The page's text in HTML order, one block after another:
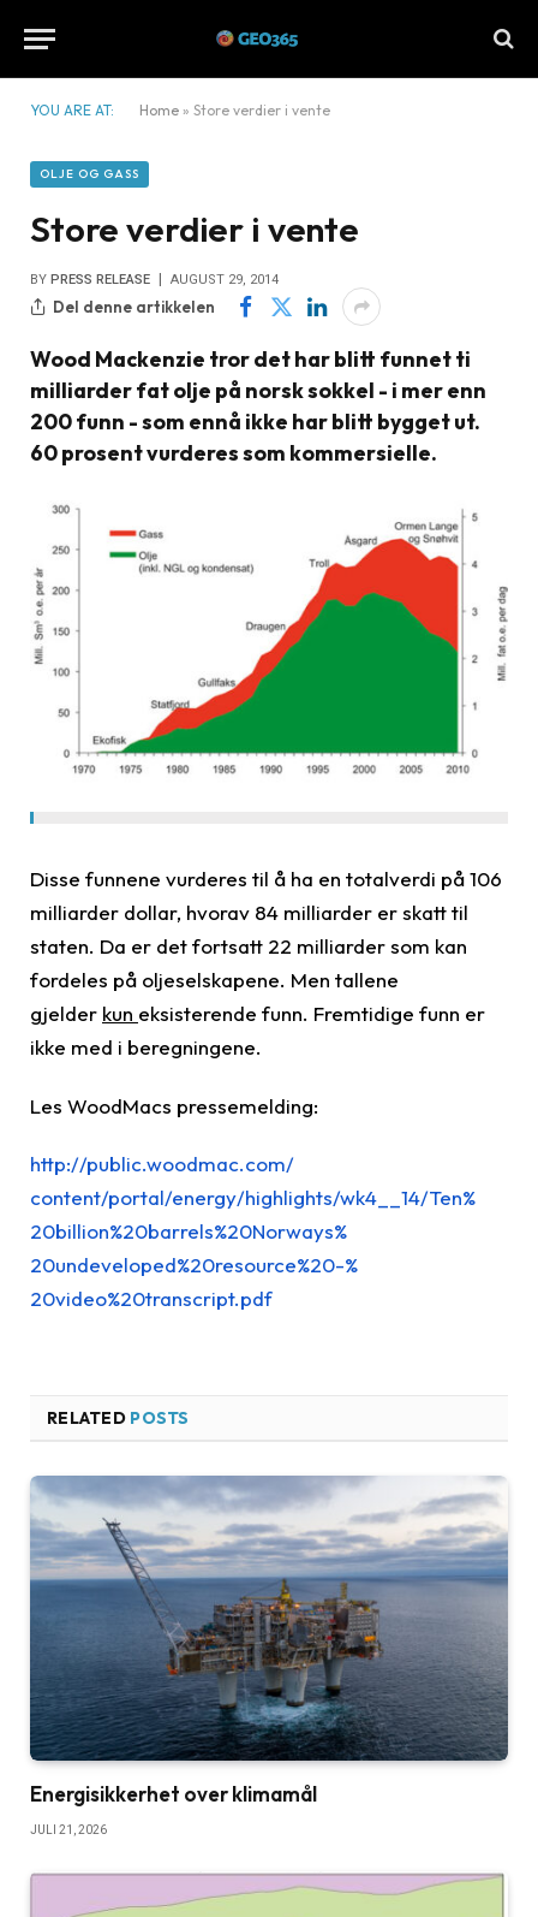
YOU ARE AT: Home » Store verdier i vente
OLJE OG GASS
Store verdier i vente
BY PRESS RELEASE AUGUST 29, 2014
Del denne artikkelen
Wood Mackenzie tror det har blitt funnet ti
milliarder fat olje på norsk sokkel - i mer enn
200 funn - som ennå ikke har blitt bygget ut.
60 prosent vurderes som kommersielle.
Disse funnene vurderes til å ha en totalverdi på 106
milliarder dollar, hvorav 84 milliarder er skatt til
staten. Da er det fortsatt 22 milliarder som kan
fordeles på oljeselskapene. Men tallene
gjelder kun eksisterende funn. Fremtidige funn er
ikke med i beregningene.
Les WoodMacs pressemelding:
http://public.woodmac.com/
content/portal/energy/highlights/wk4__14/Ten%
20billion%20barrels%20Norways%
20undeveloped%20resource%20-%
20video%20transcript.pdf
RELATED POSTS
Energisikkerhet over klimamål
JULI 21, 2026